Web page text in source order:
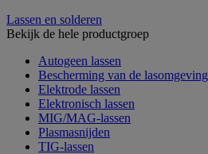
Lassen en solderen
Bekijk de hele productgroep
Autogeen lassen
Bescherming van de lasomgeving
Elektrode lassen
Elektronisch lassen
MIG/MAG-lassen
Plasmasnijden
TIG-lassen